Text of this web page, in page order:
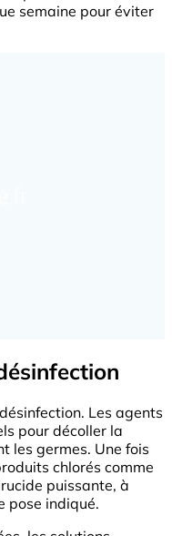
semaine pour éviter
Les agents
pour décoller la
les germes. Une fois
chlorés comme
puissante, à
pose indiqué.